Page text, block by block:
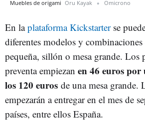
Muebles de origami Oru Kayak Omicrono
En laplataforma Kickstarterse
diferentes modelos y combinaciones
pequeña, sillón o mesa grande. Los
preventa empiezan en 46 euros
los 120 euros de una mesa grande.
empezarán a entregar en el mes de
países, entre ellos España.